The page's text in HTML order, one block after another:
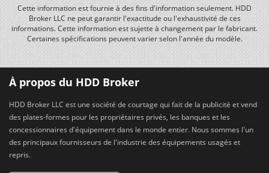
Cette information est fournie à des fins d'information seulement. HDD
Broker LLC ne peut garantir l'exactitude ou l'exhaustivité de ces
informations. Cette information est sujette à changement par le fabricant.
Certaines spécifications peuvent varier selon l'année du modèle.
À propos du HDD Broker
HDD Broker LLC est une société de courtage qui fait de la publicité et vend
des plates-formes pour les propriétaires privés, les banques et les
concessionnaires d'équipement dans le monde entier. Nous sommes l'un
des principaux fournisseurs de l'industrie des équipements usagés et
repris.